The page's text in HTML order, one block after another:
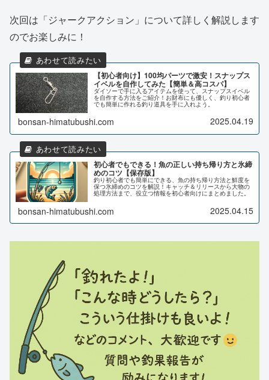
次回は「ジャークアクション」について詳しく解説します
のでお楽しみに！
【初心者向け】100均パーツで激安！スナップス
イベルを自作してみた【簡単＆高コスパ】
ダイソーで手に入るアイテムを使って、スナップスイベル
を自作する方法をご紹介！お財布にも優しく、釣り初心者
でも簡単に作れる釣り道具を手に入れよう。
bonsan-himatubushi.com 2025.04.19
初心者でもできる！魚の正しい持ち帰り方と氷締
めのコツ【保存版】
釣り初心者でも簡単にできる、魚の持ち帰り方法と鮮度を
保つ氷締めのコツを解説！キャッチ＆リリースから大物の
処理方法まで、役立つ情報を初心者向けにまとめました。
bonsan-himatubushi.com 2025.04.15